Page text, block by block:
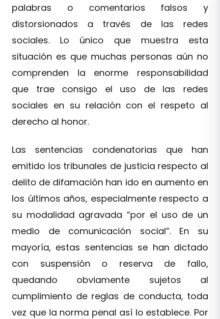
palabras o comentarios falsos y
distorsionados a través de las redes
sociales. Lo único que muestra esta
situación es que muchas personas aún no
comprenden la enorme responsabilidad
que trae consigo el uso de las redes
sociales en su relación con el respeto al
derecho al honor.
Las sentencias condenatorias que han
emitido los tribunales de justicia respecto al
delito de difamación han ido en aumento en
los últimos años, especialmente respecto a
su modalidad agravada “por el uso de un
medio de comunicación social”. En su
mayoría, estas sentencias se han dictado
con suspensión o reserva de fallo,
quedando obviamente sujetos al
cumplimiento de reglas de conducta, toda
vez que la norma penal así lo establece. Por